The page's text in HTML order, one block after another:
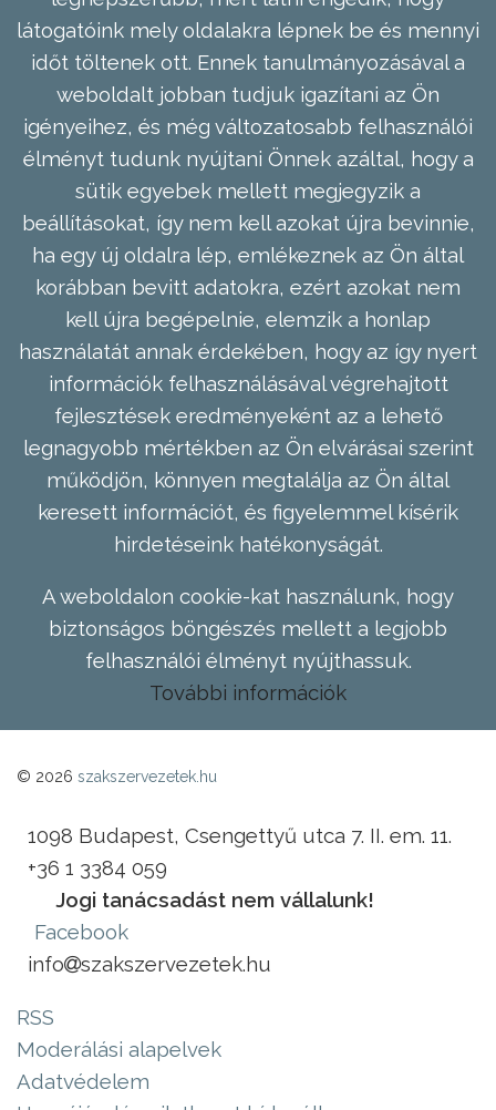
látogatóink mely oldalakra lépnek be és mennyi
időt töltenek ott. Ennek tanulmányozásával a
weboldalt jobban tudjuk igazítani az Ön
igényeihez, és még változatosabb felhasználói
élményt tudunk nyújtani Önnek azáltal, hogy a
sütik egyebek mellett megjegyzik a
beállításokat, így nem kell azokat újra bevinnie,
ha egy új oldalra lép, emlékeznek az Ön által
korábban bevitt adatokra, ezért azokat nem
kell újra begépelnie, elemzik a honlap
használatát annak érdekében, hogy az így nyert
információk felhasználásával végrehajtott
fejlesztések eredményeként az a lehető
legnagyobb mértékben az Ön elvárásai szerint
működjön, könnyen megtalálja az Ön által
keresett információt, és figyelemmel kísérik
hirdetéseink hatékonyságát.
A weboldalon cookie-kat használunk, hogy
biztonságos böngészés mellett a legjobb
felhasználói élményt nyújthassuk.
További információk
© 2026 szakszervezetek.hu
1098 Budapest, Csengettyű utca 7. II. em. 11.
+36 1 3384 059
Jogi tanácsadást nem vállalunk!
Facebook
info
szakszervezetek.hu
RSS
Moderálási alapelvek
Adatvédelem